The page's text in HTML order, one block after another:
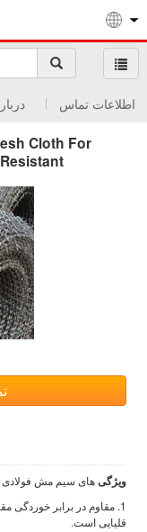
اطلاعات تماس
Cloth For
ویژگیهای سیم مش
1. مقاوم در برابر خوردگی
قلیایی است.